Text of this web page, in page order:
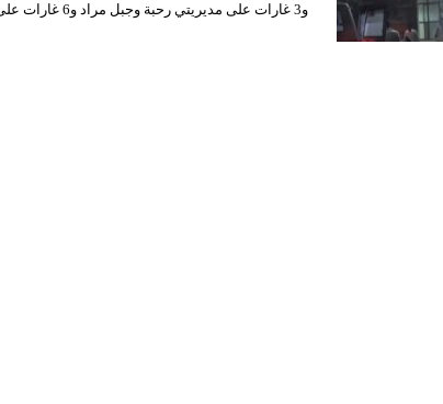
و3 غارات على مديريتي رحبة وجبل مراد و6 غارات على مديرية صرواح بمحافظة